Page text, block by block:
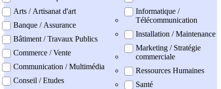
Arts / Artisanat d'art
Banque / Assurance
Bâtiment / Travaux Publics
Commerce / Vente
Communication / Multimédia
Conseil / Etudes
Informatique /
Télécommunication
Installation / Maintenance
Marketing / Stratégie
commerciale
Ressources Humaines
Santé